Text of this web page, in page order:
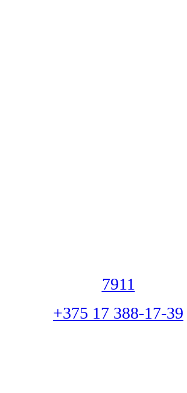
7911
+375 17 388-17-39